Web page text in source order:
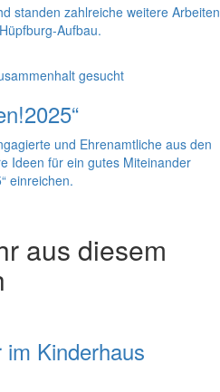
standen zahlreiche weitere Arbeiten
Aufbau.
gesucht
und Ehrenamtliche aus den
Ideen für ein gutes Miteinander
einreichen.
aus diesem
Kinderhaus